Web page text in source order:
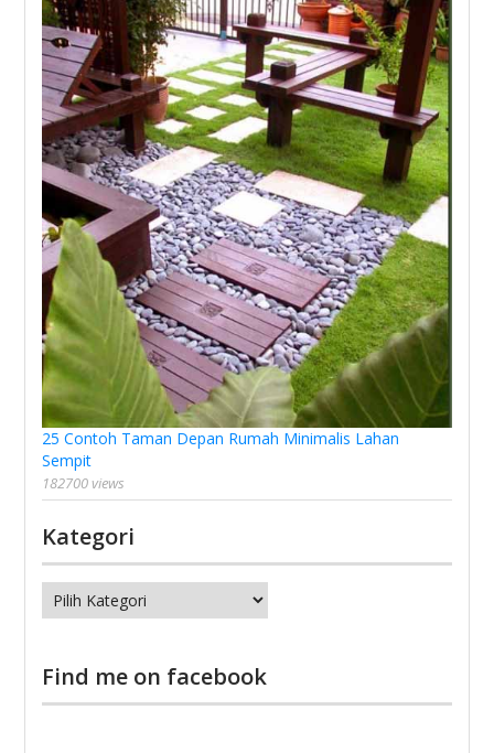
25 Contoh Taman Depan Rumah Minimalis Lahan
Sempit
182700 views
Kategori
Kategori
Find me on facebook